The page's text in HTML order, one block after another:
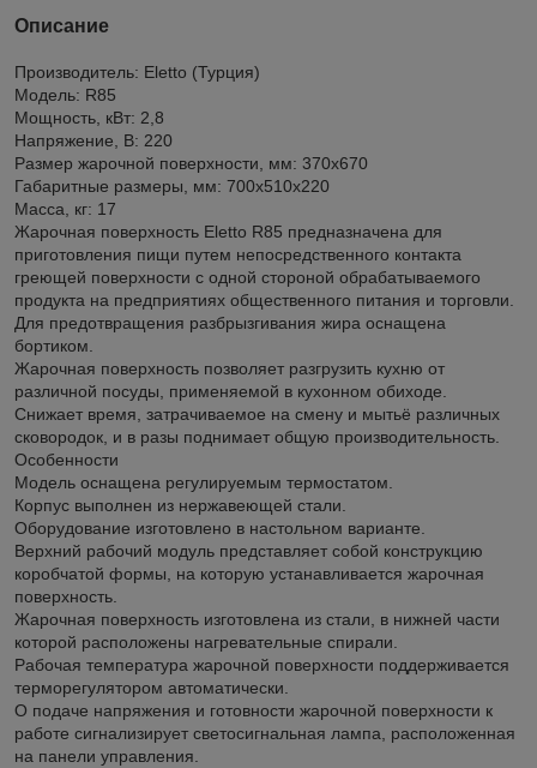
Описание
Производитель: Eletto (Турция)
Модель: R85
Мощность, кВт: 2,8
Напряжение, В: 220
Размер жарочной поверхности, мм: 370х670
Габаритные размеры, мм: 700х510х220
Масса, кг: 17
Жарочная поверхность Eletto R85 предназначена для
приготовления пищи путем непосредственного контакта
греющей поверхности с одной стороной обрабатываемого
продукта на предприятиях общественного питания и торговли.
Для предотвращения разбрызгивания жира оснащена
бортиком.
Жарочная поверхность позволяет разгрузить кухню от
различной посуды, применяемой в кухонном обиходе.
Снижает время, затрачиваемое на смену и мытьё различных
сковородок, и в разы поднимает общую производительность.
Особенности
Модель оснащена регулируемым термостатом.
Корпус выполнен из нержавеющей стали.
Оборудование изготовлено в настольном варианте.
Верхний рабочий модуль представляет собой конструкцию
коробчатой формы, на которую устанавливается жарочная
поверхность.
Жарочная поверхность изготовлена из стали, в нижней части
которой расположены нагревательные спирали.
Рабочая температура жарочной поверхности поддерживается
терморегулятором автоматически.
О подаче напряжения и готовности жарочной поверхности к
работе сигнализирует светосигнальная лампа, расположенная
на панели управления.